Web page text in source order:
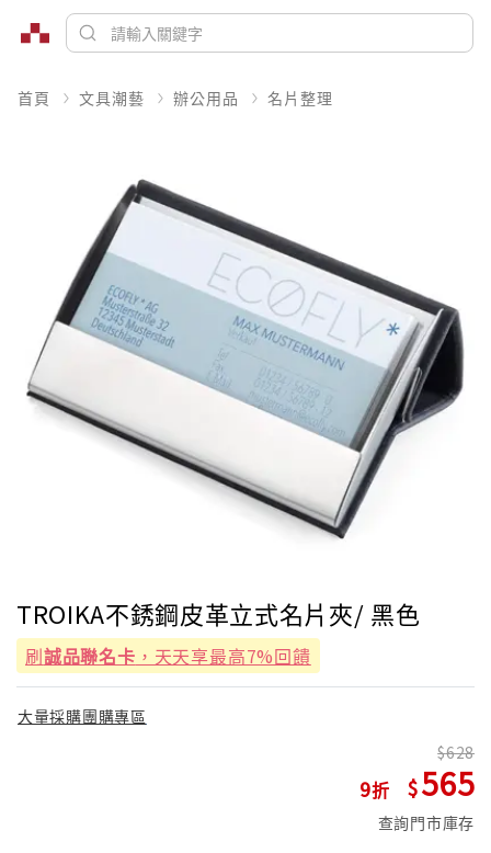
首頁 文具潮藝 辦公用品 名片整理
TROIKA不銹鋼皮革立式名片夾/ 黑色
刷誠品聯名卡 ，天天享最高7%回饋
大量採購團購專區
9
628
565
查詢門市庫存